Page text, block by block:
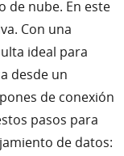
de nube. En este
Con una
ideal para
desde un
de conexión
pasos para
de datos: